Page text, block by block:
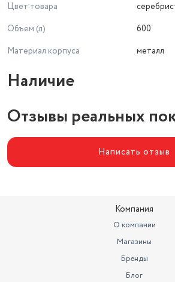
Цвет товара
Объем (л)
600
Материал корпуса
металл
Наличие
Отзывы реальных
Написать отзыв
Компания
О компании
Магазины
Бренды
Блог